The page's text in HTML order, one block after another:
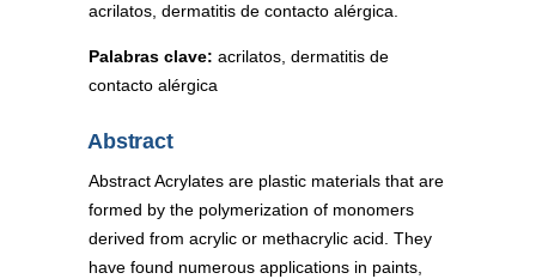
acrilatos, dermatitis de contacto alérgica.
Palabras clave: acrilatos, dermatitis de
contacto alérgica
Abstract
Abstract Acrylates are plastic materials that are
formed by the polymerization of monomers
derived from acrylic or methacrylic acid. They
have found numerous applications in paints,